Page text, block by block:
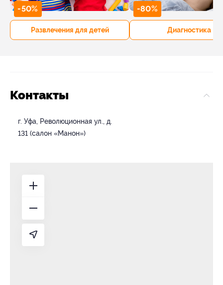
-50%
Развлечения для детей
-80%
Диагностика
Контакты
г. Уфа, Революционная ул., д.
131 (салон «Манон»)